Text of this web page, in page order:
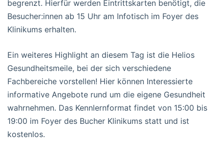
begrenzt. Hierfür werden Eintrittskarten benötigt, die
Besucher:innen ab 15 Uhr am Infotisch im Foyer des
Klinikums erhalten.
Ein weiteres Highlight an diesem Tag ist die Helios
Gesundheitsmeile, bei der sich verschiedene
Fachbereiche vorstellen! Hier können Interessierte
informative Angebote rund um die eigene Gesundheit
wahrnehmen. Das Kennlernformat findet von 15:00 bis
19:00 im Foyer des Bucher Klinikums statt und ist
kostenlos.